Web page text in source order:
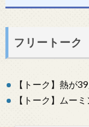
フリートーク
【トーク】熱が
【トーク】ムー